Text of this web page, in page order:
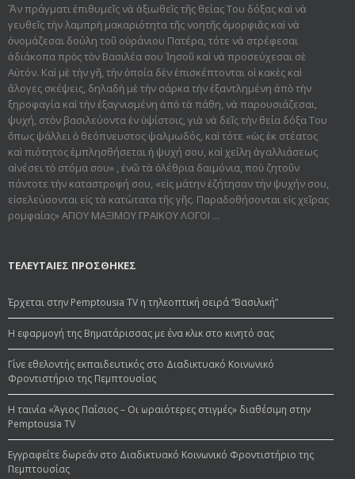
Ἂν πράγματι ἐπιθυμεῖς νὰ ἀξιωθεῖς τῆς θείας Του δόξας καὶ νὰ
γευθεῖς τὴν λαμπρὴ μακαριότητα τῆς νοητῆς ὀμορφιᾶς καὶ νὰ
ὀνομάζεσαι δούλη τοῦ οὐράνιου Πατέρα, τότε νὰ στρέφεσαι
ἀδιάκοπα πρὸς τὸν Βασιλέα σου Ἰησοῦ καὶ νὰ προσεύχεσαι σὲ
Αὐτόν. Καὶ μὲ τὴν γῆ, τὴν ὁποία δὲν ἐπισκέπτονται οἱ κακὲς καὶ
ἄλογες σκέψεις, δηλαδὴ μὲ τὴν σάρκα τὴν ἐξαντλημένη ἀπὸ τὴν
ξηροφαγία καὶ τὴν ἐξαγνισμένη ἀπὸ τὰ πάθη, νὰ παρουσιάζεσαι,
ψυχή, στὸν βασιλεύοντα ἐν ὑψίστοις, γιὰ νὰ δεῖς τὴν θεία δόξα Του
ὅπως ψάλλει ὁ θεόπνευστος ψαλμωδός, καὶ τότε «ὡς ἐκ στέατος
καὶ πιότητος ἐμπλησθήσεται ἡ ψυχή σου, καὶ χείλη ἀγαλλιάσεως
αἰνέσει τὸ στόμα σου» , ἐνῶ τὰ ὀλέθρια δαιμόνια, ποὺ ζητοῦν
πάντοτε τὴν καταστροφή σου, «εἰς μάτην ἐζήτησαν τὴν ψυχήν σου,
εἰσελεύσονται εἰς τὰ κατώτατα τῆς γῆς. Παραδοθήσον­ται εἰς χεῖρας
ρομφαίας» ΑΓΙΟΥ ΜΑΞΙΜΟΥ ΓΡΑΙΚΟΥ ΛΟΓΟΙ ...
ΤΕΛΕΥΤΑΙΕΣ ΠΡΟΣΘΗΚΕΣ
Έρχεται στην Pemptousia TV η τηλεοπτική σειρά “Βασιλική”
Η εφαρμογή της Βηματάρισσας με ένα κλικ στο κινητό σας
Γίνε εθελοντής εκπαιδευτικός στο Διαδικτυακό Κοινωνικό
Φροντιστήριο της Πεμπτουσίας
Η ταινία «Άγιος Παΐσιος – Οι ωραιότερες στιγμές» διαθέσιμη στην
Pemptousia TV
Εγγραφείτε δωρεάν στο Διαδικτυακό Κοινωνικό Φροντιστήριο της
Πεμπτουσίας